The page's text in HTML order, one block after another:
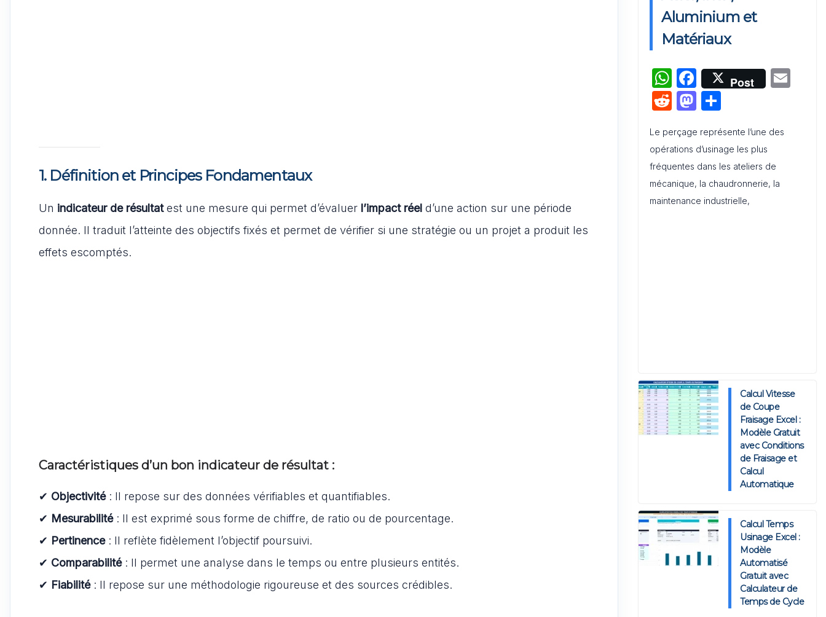
1. Définition et Principes Fondamentaux
Un indicateur de résultatest une mesure qui permet d’évaluer l’impact réel d’une action sur une période
donnée. Il traduit l’atteinte des objectifs fixés et permet de vérifier si une stratégie ou un projet a produit les
effets escomptés.
Caractéristiques d’un bon indicateur de résultat :
✔ Objectivité: Il repose sur des données vérifiables et quantifiables.
✔ Mesurabilité: Il est exprimé sous forme de chiffre, de ratio ou de pourcentage.
✔ Pertinence: Il reflète fidèlement l’objectif poursuivi.
✔ Comparabilité: Il permet une analyse dans le temps ou entre plusieurs entités.
✔ Fiabilité: Il repose sur une méthodologie rigoureuse et des sources crédibles.
Activation de Marque : Mise en
Œuvre et Modèle de Feuille de
Route
Audit de Communication
Interne et Externe : Canevas
Word
Aluminium et
Matériaux
W
h
at
s
A
p
p
F
a
c
e
b
o
o
Post
R
d
di
t
M
st
o
d
o
ta
g
er
Le perçage représente l’une des
opérations d’usinage les plus
fréquentes dans les ateliers de
mécanique, la chaudronnerie, la
maintenance industrielle,
Calcul Vitesse
de Coupe
Fraisage Excel :
Modèle Gratuit
avec Conditions
de Fraisage et
Calcul
Automatique
Calcul Temps
Usinage Excel :
Modèle
Automatisé
Gratuit avec
Calculateur de
Temps de Cycle